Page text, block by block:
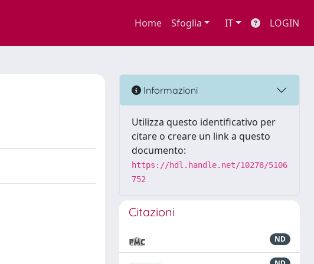
Home Sfoglia IT LOGIN
Informazioni
Utilizza questo identificativo per
citare o creare un link a questo
documento:
https://hdl.handle.net/10278/5106
752
Citazioni
ND